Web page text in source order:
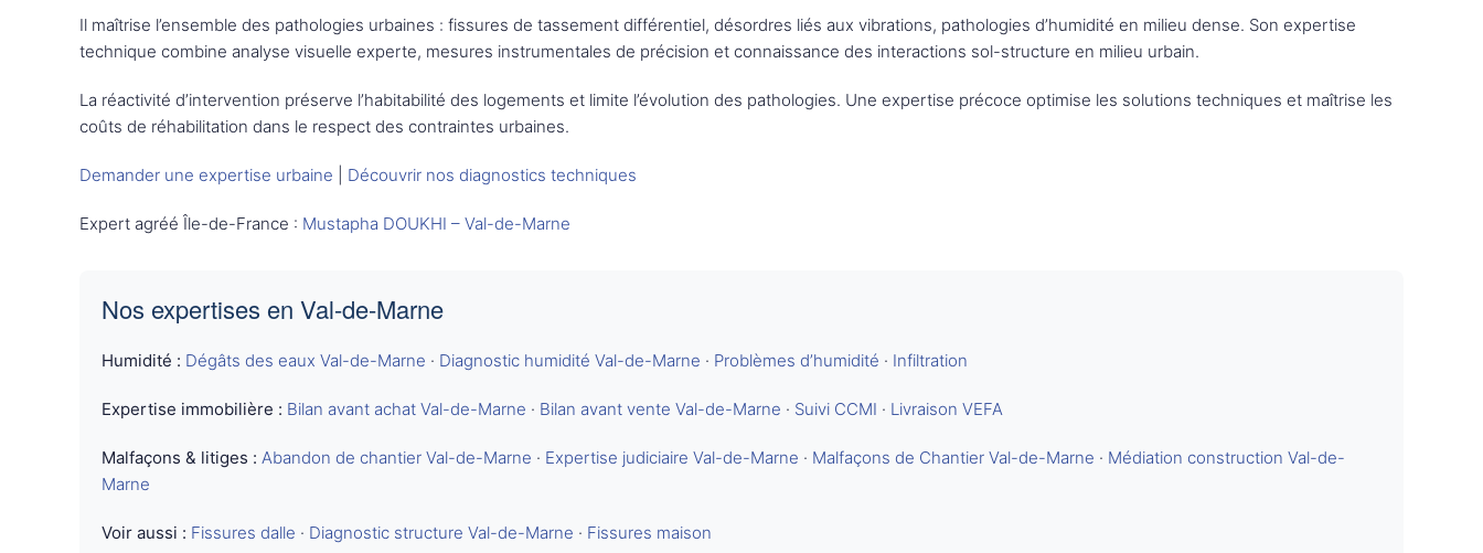
Il maîtrise l’ensemble des pathologies urbaines : fissures de tassement différentiel, désordres liés aux vibrations, pathologies d’humidité en milieu dense. Son expertise
technique combine analyse visuelle experte, mesures instrumentales de précision et connaissance des interactions sol-structure en milieu urbain.
La réactivité d’intervention préserve l’habitabilité des logements et limite l’évolution des pathologies. Une expertise précoce optimise les solutions techniques et maîtrise les
coûts de réhabilitation dans le respect des contraintes urbaines.
Demander une expertise urbaine Découvrir nos diagnostics techniques
Expert agréé Île-de-France : Mustapha DOUKHI – Val-de-Marne
Nos expertises en Val-de-Marne
Humidité : Dégâts des eaux Val-de-Marne · Diagnostic humidité Val-de-Marne · Problèmes d’humidité · Infiltration
Expertise immobilière : Bilan avant achat Val-de-Marne · Bilan avant vente Val-de-Marne · Suivi CCMI · Livraison VEFA
Malfaçons & litiges : Abandon de chantier Val-de-Marne · Expertise judiciaire Val-de-Marne · Malfaçons de Chantier Val-de-Marne · Médiation construction Val-de-
Marne
Voir aussi : Fissures dalle · Diagnostic structure Val-de-Marne · Fissures maison